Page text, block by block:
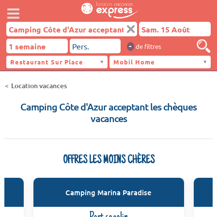
- de filtres
Restaurant Sur Place
Mobil Home
Location vacances
Camping Côte d'Azur acceptant les chèques
vacances
OFFRES LES MOINS CHÈRES
Camping Marina Paradise